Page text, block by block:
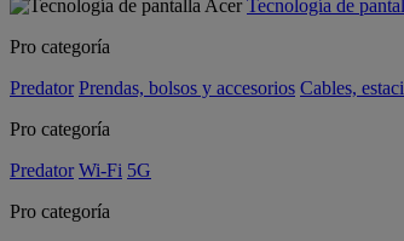
Tecnología de
Pro categoría
Predator Prendas, bolsos y accesorios Cables,
Pro categoría
Predator Wi-Fi 5G
Pro categoría